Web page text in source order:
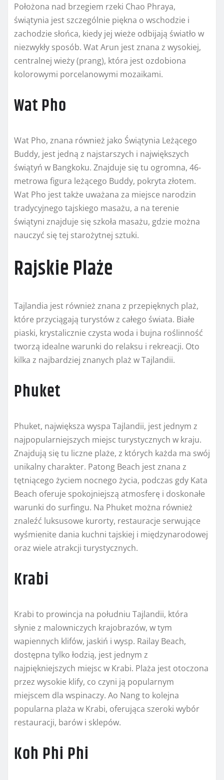
Położona nad brzegiem rzeki Chao Phraya,
świątynia jest szczególnie piękna o wschodzie i
zachodzie słońca, kiedy jej wieże odbijają światło w
niezwykły sposób. Wat Arun jest znana z wysokiej,
centralnej wieży (prang), która jest ozdobiona
kolorowymi porcelanowymi mozaikami.
Wat Pho
Wat Pho, znana również jako Świątynia Leżącego
Buddy, jest jedną z najstarszych i największych
świątyń w Bangkoku. Znajduje się tu ogromna, 46-
metrowa figura leżącego Buddy, pokryta złotem.
Wat Pho jest także uważana za miejsce narodzin
tradycyjnego tajskiego masażu, a na terenie
świątyni znajduje się szkoła masażu, gdzie można
nauczyć się tej starożytnej sztuki.
Rajskie Plaże
Tajlandia jest również znana z przepięknych plaż,
które przyciągają turystów z całego świata. Białe
piaski, krystalicznie czysta woda i bujna roślinność
tworzą idealne warunki do relaksu i rekreacji. Oto
kilka z najbardziej znanych plaż w Tajlandii.
Phuket
Phuket, największa wyspa Tajlandii, jest jednym z
najpopularniejszych miejsc turystycznych w kraju.
Znajdują się tu liczne plaże, z których każda ma swój
unikalny charakter. Patong Beach jest znana z
tętniącego życiem nocnego życia, podczas gdy Kata
Beach oferuje spokojniejszą atmosferę i doskonałe
warunki do surfingu. Na Phuket można również
znaleźć luksusowe kurorty, restauracje serwujące
wyśmienite dania kuchni tajskiej i międzynarodowej
oraz wiele atrakcji turystycznych.
Krabi
Krabi to prowincja na południu Tajlandii, która
słynie z malowniczych krajobrazów, w tym
wapiennych klifów, jaskiń i wysp. Railay Beach,
dostępna tylko łodzią, jest jednym z
najpiękniejszych miejsc w Krabi. Plaża jest otoczona
przez wysokie klify, co czyni ją popularnym
miejscem dla wspinaczy. Ao Nang to kolejna
popularna plaża w Krabi, oferująca szeroki wybór
restauracji, barów i sklepów.
Koh Phi Phi